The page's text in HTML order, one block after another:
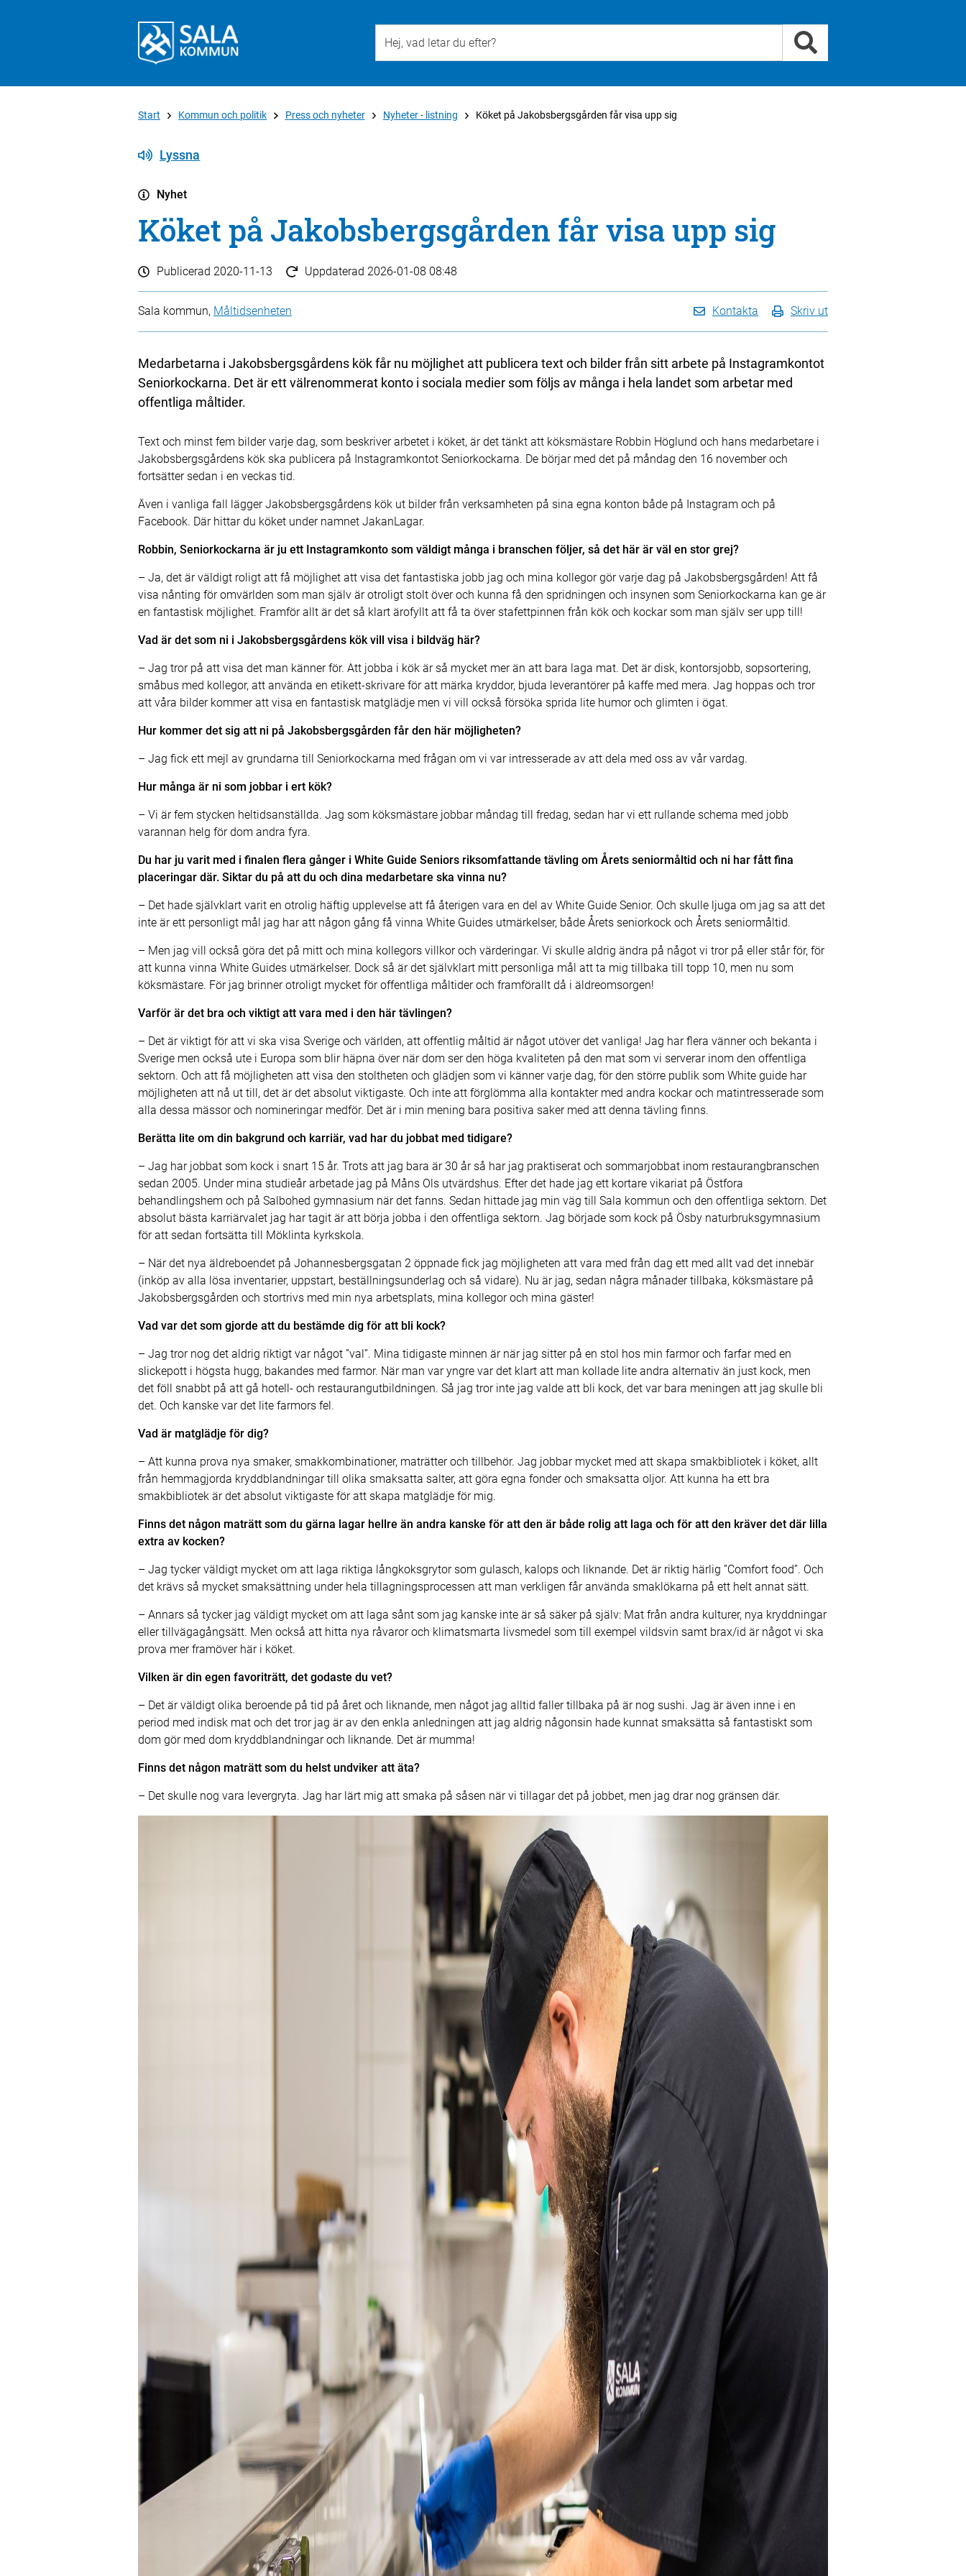
Start Kommun och politik Press och nyheter Nyheter - listning Köket på Jakobsbergsgården får visa upp sig
Lyssna
Nyhet
Köket på Jakobsbergsgården får visa upp sig
Publicerad 2020-11-13 Uppdaterad 2026-01-08 08:48
Sala kommun, Måltidsenheten Kontakta Skriv ut
Medarbetarna i Jakobsbergsgårdens kök får nu möjlighet att publicera text och bilder från sitt arbete på Instagramkontot
Seniorkockarna. Det är ett välrenommerat konto i sociala medier som följs av många i hela landet som arbetar med
offentliga måltider.
Text och minst fem bilder varje dag, som beskriver arbetet i köket, är det tänkt att köksmästare Robbin Höglund och hans medarbetare i
Jakobsbergsgårdens kök ska publicera på Instagramkontot Seniorkockarna. De börjar med det på måndag den 16 november och
fortsätter sedan i en veckas tid.
Även i vanliga fall lägger Jakobsbergsgårdens kök ut bilder från verksamheten på sina egna konton både på Instagram och på
Facebook. Där hittar du köket under namnet JakanLagar.
Robbin, Seniorkockarna är ju ett Instagramkonto som väldigt många i branschen följer, så det här är väl en stor grej?
– Ja, det är väldigt roligt att få möjlighet att visa det fantastiska jobb jag och mina kollegor gör varje dag på Jakobsbergsgården! Att få
visa nånting för omvärlden som man själv är otroligt stolt över och kunna få den spridningen och insynen som Seniorkockarna kan ge är
en fantastisk möjlighet. Framför allt är det så klart ärofyllt att få ta över stafettpinnen från kök och kockar som man själv ser upp till!
Vad är det som ni i Jakobsbergsgårdens kök vill visa i bildväg här?
– Jag tror på att visa det man känner för. Att jobba i kök är så mycket mer än att bara laga mat. Det är disk, kontorsjobb, sopsortering,
småbus med kollegor, att använda en etikett-skrivare för att märka kryddor, bjuda leverantörer på kaffe med mera. Jag hoppas och tror
att våra bilder kommer att visa en fantastisk matglädje men vi vill också försöka sprida lite humor och glimten i ögat.
Hur kommer det sig att ni på Jakobsbergsgården får den här möjligheten?
– Jag fick ett mejl av grundarna till Seniorkockarna med frågan om vi var intresserade av att dela med oss av vår vardag.
Hur många är ni som jobbar i ert kök?
– Vi är fem stycken heltidsanställda. Jag som köksmästare jobbar måndag till fredag, sedan har vi ett rullande schema med jobb
varannan helg för dom andra fyra.
Du har ju varit med i finalen flera gånger i White Guide Seniors riksomfattande tävling om Årets seniormåltid och ni har fått fina
placeringar där. Siktar du på att du och dina medarbetare ska vinna nu?
– Det hade självklart varit en otrolig häftig upplevelse att få återigen vara en del av White Guide Senior. Och skulle ljuga om jag sa att det
inte är ett personligt mål jag har att någon gång få vinna White Guides utmärkelser, både Årets seniorkock och Årets seniormåltid.
– Men jag vill också göra det på mitt och mina kollegors villkor och värderingar. Vi skulle aldrig ändra på något vi tror på eller står för, för
att kunna vinna White Guides utmärkelser. Dock så är det självklart mitt personliga mål att ta mig tillbaka till topp 10, men nu som
köksmästare. För jag brinner otroligt mycket för offentliga måltider och framförallt då i äldreomsorgen!
Varför är det bra och viktigt att vara med i den här tävlingen?
– Det är viktigt för att vi ska visa Sverige och världen, att offentlig måltid är något utöver det vanliga! Jag har flera vänner och bekanta i
Sverige men också ute i Europa som blir häpna över när dom ser den höga kvaliteten på den mat som vi serverar inom den offentliga
sektorn. Och att få möjligheten att visa den stoltheten och glädjen som vi känner varje dag, för den större publik som White guide har
möjligheten att nå ut till, det är det absolut viktigaste. Och inte att förglömma alla kontakter med andra kockar och matintresserade som
alla dessa mässor och nomineringar medför. Det är i min mening bara positiva saker med att denna tävling finns.
Berätta lite om din bakgrund och karriär, vad har du jobbat med tidigare?
– Jag har jobbat som kock i snart 15 år. Trots att jag bara är 30 år så har jag praktiserat och sommarjobbat inom restaurangbranschen
sedan 2005. Under mina studieår arbetade jag på Måns Ols utvärdshus. Efter det hade jag ett kortare vikariat på Östfora
behandlingshem och på Salbohed gymnasium när det fanns. Sedan hittade jag min väg till Sala kommun och den offentliga sektorn. Det
absolut bästa karriärvalet jag har tagit är att börja jobba i den offentliga sektorn. Jag började som kock på Ösby naturbruksgymnasium
för att sedan fortsätta till Möklinta kyrkskola.
– När det nya äldreboendet på Johannesbergsgatan 2 öppnade fick jag möjligheten att vara med från dag ett med allt vad det innebär
(inköp av alla lösa inventarier, uppstart, beställningsunderlag och så vidare). Nu är jag, sedan några månader tillbaka, köksmästare på
Jakobsbergsgården och stortrivs med min nya arbetsplats, mina kollegor och mina gäster!
Vad var det som gjorde att du bestämde dig för att bli kock?
– Jag tror nog det aldrig riktigt var något ”val”. Mina tidigaste minnen är när jag sitter på en stol hos min farmor och farfar med en
slickepott i högsta hugg, bakandes med farmor. När man var yngre var det klart att man kollade lite andra alternativ än just kock, men
det föll snabbt på att gå hotell- och restaurangutbildningen. Så jag tror inte jag valde att bli kock, det var bara meningen att jag skulle bli
det. Och kanske var det lite farmors fel.
Vad är matglädje för dig?
– Att kunna prova nya smaker, smakkombinationer, maträtter och tillbehör. Jag jobbar mycket med att skapa smakbibliotek i köket, allt
från hemmagjorda kryddblandningar till olika smaksatta salter, att göra egna fonder och smaksatta oljor. Att kunna ha ett bra
smakbibliotek är det absolut viktigaste för att skapa matglädje för mig.
Finns det någon maträtt som du gärna lagar hellre än andra kanske för att den är både rolig att laga och för att den kräver det där lilla
extra av kocken?
– Jag tycker väldigt mycket om att laga riktiga långkoksgrytor som gulasch, kalops och liknande. Det är riktig härlig ”Comfort food”. Och
det krävs så mycket smaksättning under hela tillagningsprocessen att man verkligen får använda smaklökarna på ett helt annat sätt.
– Annars så tycker jag väldigt mycket om att laga sånt som jag kanske inte är så säker på själv: Mat från andra kulturer, nya kryddningar
eller tillvägagångsätt. Men också att hitta nya råvaror och klimatsmarta livsmedel som till exempel vildsvin samt brax/id är något vi ska
prova mer framöver här i köket.
Vilken är din egen favoriträtt, det godaste du vet?
– Det är väldigt olika beroende på tid på året och liknande, men något jag alltid faller tillbaka på är nog sushi. Jag är även inne i en
period med indisk mat och det tror jag är av den enkla anledningen att jag aldrig någonsin hade kunnat smaksätta så fantastiskt som
dom gör med dom kryddblandningar och liknande. Det är mumma!
Finns det någon maträtt som du helst undviker att äta?
– Det skulle nog vara levergryta. Jag har lärt mig att smaka på såsen när vi tillagar det på jobbet, men jag drar nog gränsen där.